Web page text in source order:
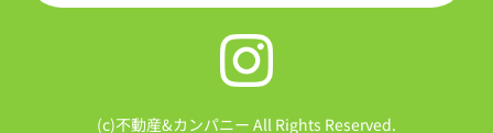
(c)不動産&カンパニー All Rights Reserved.